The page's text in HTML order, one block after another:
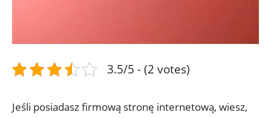
3.5/5 - (2 votes)
Jeśli posiadasz firmową stronę internetową, wiesz,